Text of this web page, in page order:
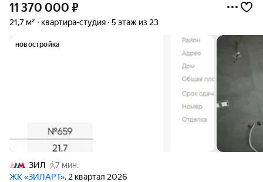
11 370 000 ₽
21,7 м² квартира-студия 5 этаж из 23
новостройка
ЗИЛ
7 мин.
ЖК «ЗИЛАРТ», 2 квартал 2026